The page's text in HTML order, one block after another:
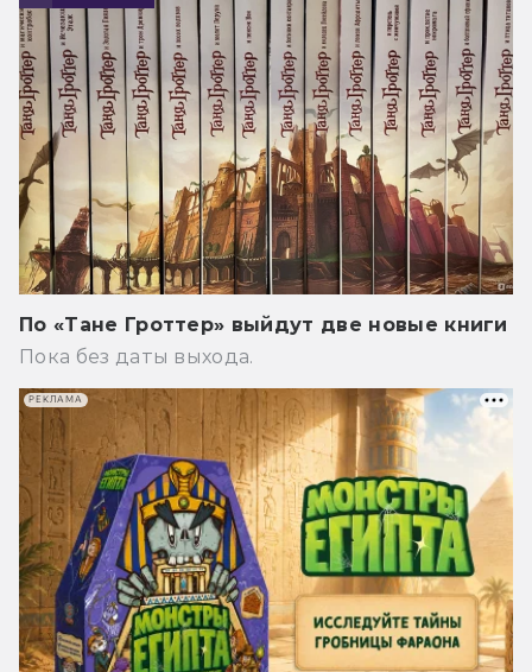
По «Тане Гроттер» выйдут две новые книги
Пока без даты выхода.
РЕКЛАМА